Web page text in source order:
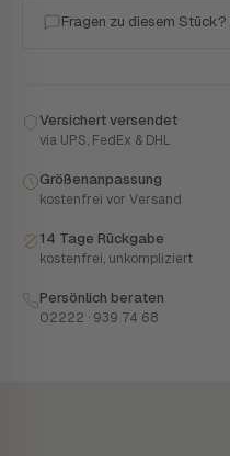
Fragen zu diesem Stück?
Versichert versendet
via UPS, FedEx & DHL
Größenanpassung
kostenfrei vor Versand
14 Tage Rückgabe
kostenfrei, unkompliziert
Persönlich beraten
02222 · 939 74 68